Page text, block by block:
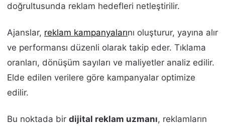
doğrultusunda reklam hedefleri netleştirilir.
Ajanslar, reklam kampanyalarını oluşturur, yayına alır
ve performansı düzenli olarak takip eder. Tıklama
oranları, dönüşüm sayıları ve maliyetler analiz edilir.
Elde edilen verilere göre kampanyalar optimize
edilir.
Bu noktada bir dijital reklam uzmanı, reklamların